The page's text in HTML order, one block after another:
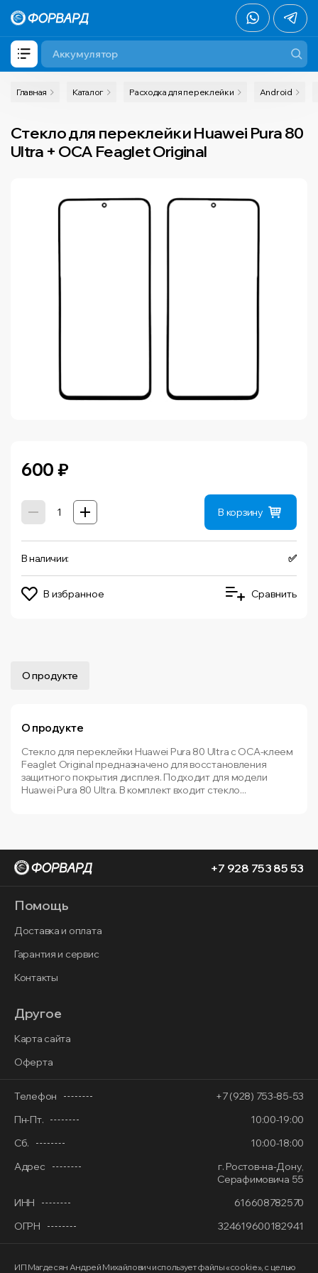
Главная Каталог Расходка для переклейки Android
Cтекло для переклейки Huawei Pura 80
Ultra + OCA Feaglet Original
600 ₽
В корзину
В наличии: ✅
В избранное Сравнить
О продукте
О продукте
Стекло для переклейки Huawei Pura 80 Ultra с OCA-клеем
Feaglet Original предназначено для восстановления
защитного покрытия дисплея. Подходит для модели
Huawei Pura 80 Ultra. В комплект входит стекло...
+7 928 753 85 53
Помощь
Доставка и оплата
Гарантия и сервис
Контакты
Другое
Карта сайта
Оферта
Телефон
+7 (928) 753-85-53
Пн-Пт.
10:00-19:00
Сб.
10:00-18:00
Адрес
г. Ростов-на-Дону,
Серафимовича 55
ИНН
616608782570
ОГРН
324619600182941
ИП Магдесян Андрей Михайлович использует файлы «cookie», с целью